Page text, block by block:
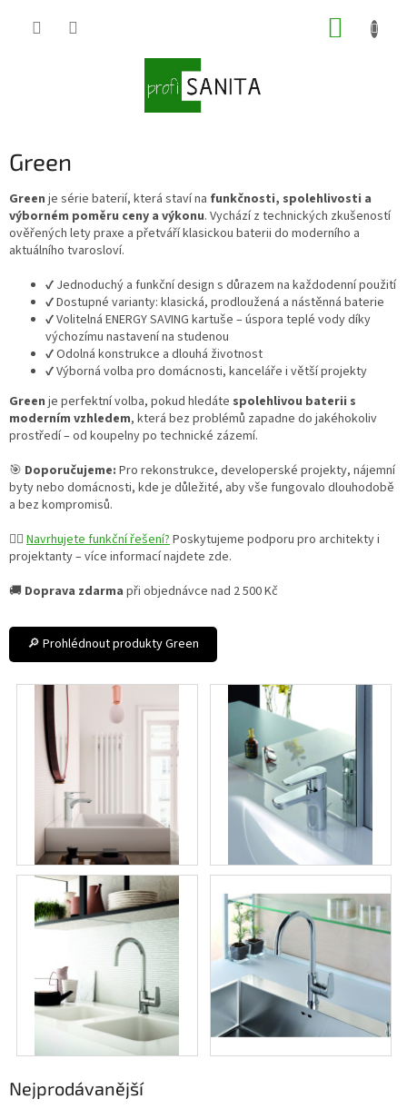
Green
Green je série baterií, která staví na funkčnosti, spolehlivosti a
výborném poměru ceny a výkonu. Vychází z technických zkušeností
ověřených lety praxe a přetváří klasickou baterii do moderního a
aktuálního tvarosloví.
✔️ Jednoduchý a funkční design s důrazem na každodenní použití
✔️ Dostupné varianty: klasická, prodloužená a nástěnná baterie
✔️ Volitelná ENERGY SAVING kartuše – úspora teplé vody díky
výchozímu nastavení na studenou
✔️ Odolná konstrukce a dlouhá životnost
✔️ Výborná volba pro domácnosti, kanceláře i větší projekty
Green je perfektní volba, pokud hledáte spolehlivou baterii s
moderním vzhledem, která bez problémů zapadne do jakéhokoliv
prostředí – od koupelny po technické zázemí.
🎯 Doporučujeme: Pro rekonstrukce, developerské projekty, nájemní
byty nebo domácnosti, kde je důležité, aby vše fungovalo dlouhodobě
a bez kompromisů.
👷‍♀️ Navrhujete funkční řešení? Poskytujeme podporu pro architekty i
projektanty – více informací najdete zde.
🚚 Doprava zdarma při objednávce nad 2 500 Kč
🔎 Prohlédnout produkty Green
Nejprodávanější